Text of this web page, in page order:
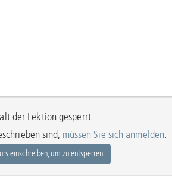
der Lektion gesperrt
sind, müssen Sie sich anmelden.
einschreiben, um zu entsperren